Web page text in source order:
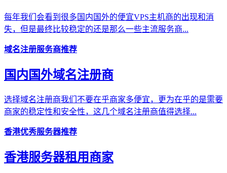
每年我们会看到很多国内国外的便宜VPS主机商的出现和消
失，但是最终比较稳定的还是那么一些主流服务商...
域名注册服务商推荐
国内国外域名注册商
选择域名注册商我们不要在乎商家多便宜，更为在乎的是需要
商家的稳定性和安全性，这几个域名注册商值得选择...
香港优秀服务器推荐
香港服务器租用商家